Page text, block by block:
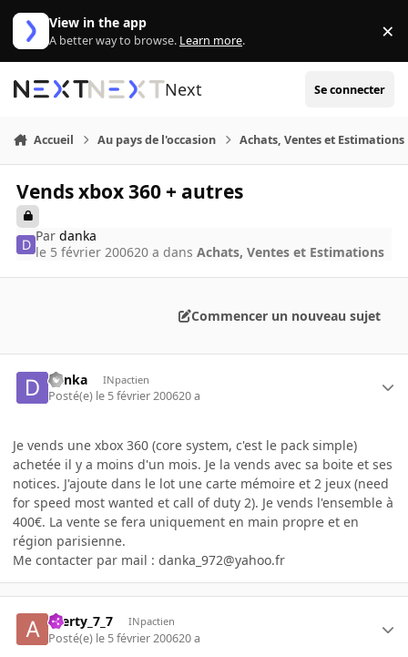
Aller au contenu
View in the app
A better way to browse. Learn more. ×
Next Se connecter
Accueil Au pays de l'occasion Achats, Ventes et Estimations
Vends xbox 360 + autres
Pardanka
le 5 février 200620 a dansAchats, Ventes et Estimations
Commencer un nouveau sujet
danka INpactien
Posté(e) le 5 février 200620 a
Je vends une xbox 360 (core system, c'est le pack simple)
achetée il y a moins d'un mois. Je la vends avec sa boite et ses
notices. J'ajoute dans le lot une carte mémoire et 2 jeux (need
for speed most wanted et call of duty 2). Je vends l'ensemble à
400€. La vente se fera uniquement en main propre et en
région parisienne.
Me contacter par mail : danka_972@yahoo.fr
azerty_7_7 INpactien
Posté(e) le 5 février 200620 a